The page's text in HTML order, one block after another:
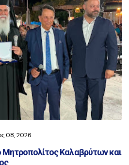
08, 2026
Μητροπολίτος Καλαβρύτων και